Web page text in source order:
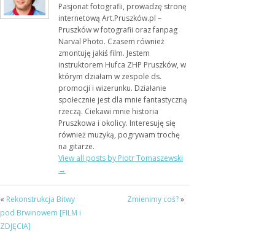
Pasjonat fotografii, prowadzę stronę
internetową Art.Pruszków.pl –
Pruszków w fotografii oraz fanpag
Narval Photo. Czasem również
zmontuję jakiś film. Jestem
instruktorem Hufca ZHP Pruszków, w
którym działam w zespole ds.
promocji i wizerunku. Działanie
społecznie jest dla mnie fantastyczną
rzeczą. Ciekawi mnie historia
Pruszkowa i okolicy. Interesuję się
również muzyką, pogrywam trochę
na gitarze.
View all posts by Piotr Tomaszewski
→
« Rekonstrukcja Bitwy
pod Brwinowem [FILM i
ZDJĘCIA]
Zmienimy coś?»